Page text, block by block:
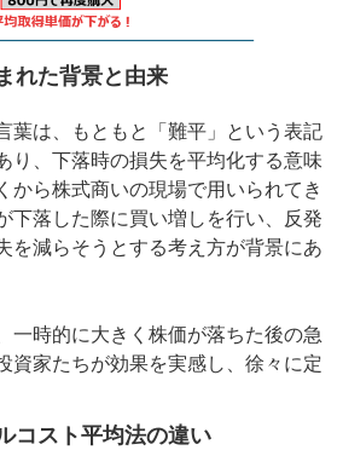
れた背景と由来
葉は、もともと「難平」という表記
り、下落時の損失を平均化する意味
から株式商いの現場で用いられてき
下落した際に買い増しを行い、反発
を減らそうとする考え方が背景にあ
一時的に大きく株価が落ちた後の急
資家たちが効果を実感し、徐々に定
コスト平均法の違い